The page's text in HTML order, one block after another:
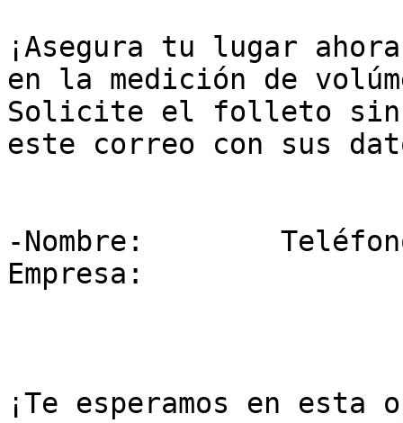
¡Asegura tu lugar
en la medición de
Solicite el folleto sin
este correo con sus
-Nombre:
Empresa:
¡Te esperamos en esta